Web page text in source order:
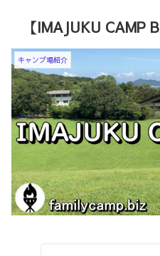
【IMAJUKU CAMP
キャンプ場紹介